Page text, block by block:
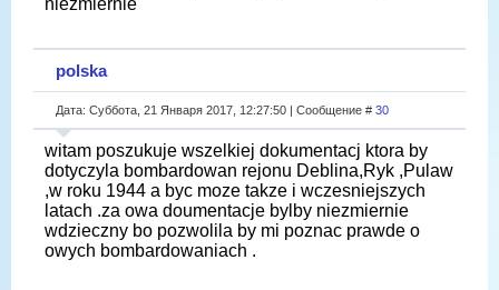
niezmiernie
polska
Дата: Суббота, 21 Января 2017, 12:27:50 | Сообщение # 30
witam poszukuje wszelkiej dokumentacj ktora by
dotyczyla bombardowan rejonu Deblina,Ryk ,Pulaw
,w roku 1944 a byc moze takze i wczesniejszych
latach .za owa doumentacje bylby niezmiernie
wdzieczny bo pozwolila by mi poznac prawde o
owych bombardowaniach .